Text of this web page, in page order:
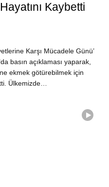
Kaybetti
Karşı Mücadele Günü’
basın açıklaması yaparak,
ekmek götürebilmek için
Ülkemizde…